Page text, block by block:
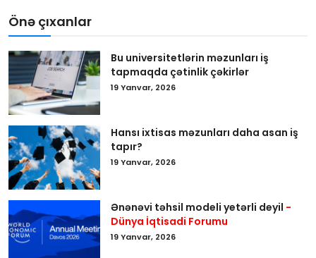
Önə çıxanlar
Bu universitetlərin məzunları iş
tapmaqda çətinlik çəkirlər
19 Yanvar, 2026
Hansı ixtisas məzunları daha asan iş
tapır?
19 Yanvar, 2026
Ənənəvi təhsil modeli yetərli deyil -
Dünya İqtisadi Forumu
19 Yanvar, 2026